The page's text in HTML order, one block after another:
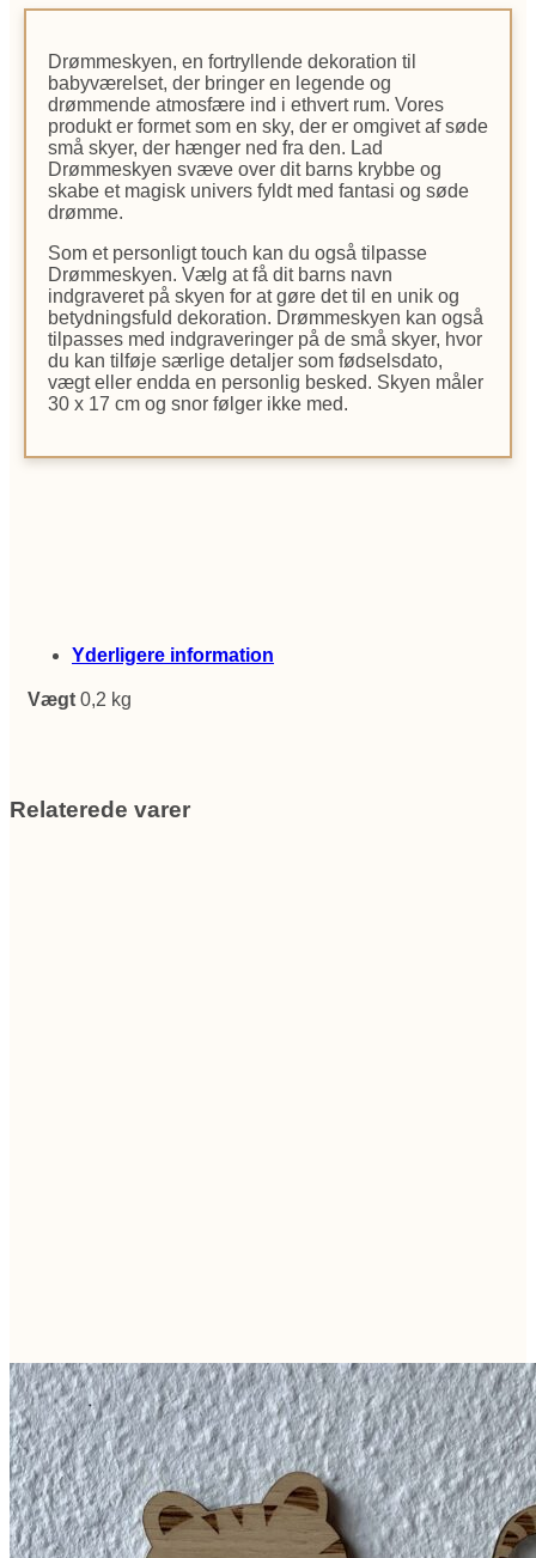
Drømmeskyen, en fortryllende dekoration til
babyværelset, der bringer en legende og
drømmende atmosfære ind i ethvert rum. Vores
produkt er formet som en sky, der er omgivet af søde
små skyer, der hænger ned fra den. Lad
Drømmeskyen svæve over dit barns krybbe og
skabe et magisk univers fyldt med fantasi og søde
drømme.
Som et personligt touch kan du også tilpasse
Drømmeskyen. Vælg at få dit barns navn
indgraveret på skyen for at gøre det til en unik og
betydningsfuld dekoration. Drømmeskyen kan også
tilpasses med indgraveringer på de små skyer, hvor
du kan tilføje særlige detaljer som fødselsdato,
vægt eller endda en personlig besked. Skyen måler
30 x 17 cm og snor følger ikke med.
Yderligere information
Vægt 0,2 kg
Relaterede varer